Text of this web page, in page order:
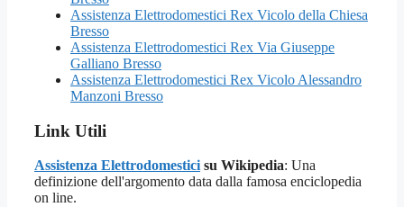
Assistenza Elettrodomestici Rex Vicolo della Chiesa
Bresso
Assistenza Elettrodomestici Rex Via Giuseppe
Galliano Bresso
Assistenza Elettrodomestici Rex Vicolo Alessandro
Manzoni Bresso
Link Utili
Assistenza Elettrodomestici su Wikipedia: Una
definizione dell'argomento data dalla famosa enciclopedia
on line.